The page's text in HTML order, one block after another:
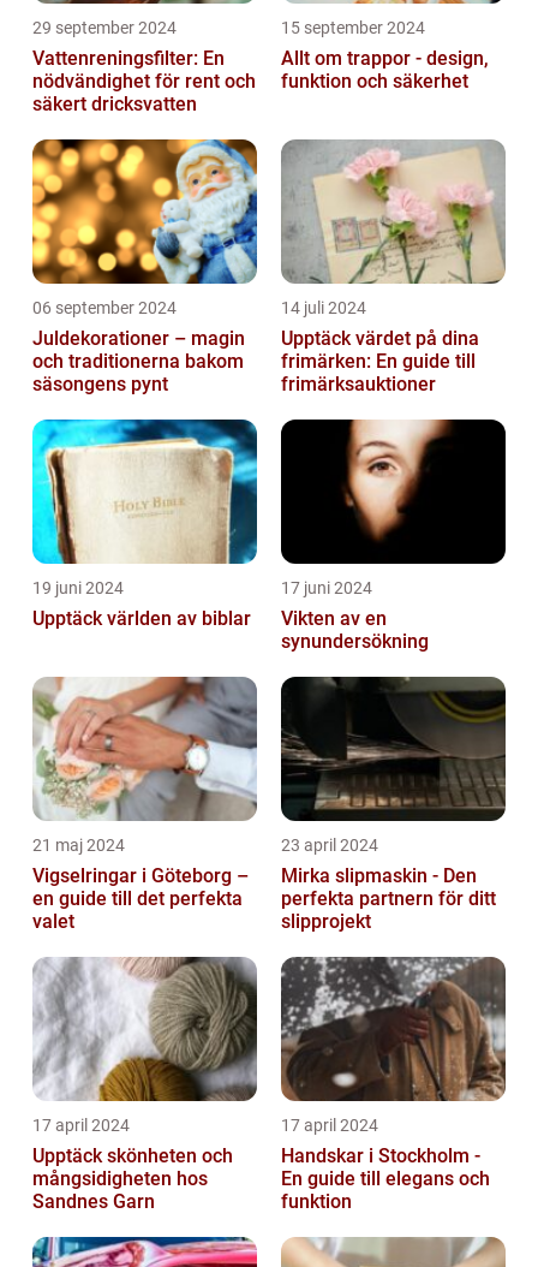
29 september 2024
Vattenreningsfilter: En
nödvändighet för rent och
säkert dricksvatten
15 september 2024
Allt om trappor - design,
funktion och säkerhet
06 september 2024
Juldekorationer – magin
och traditionerna bakom
säsongens pynt
14 juli 2024
Upptäck värdet på dina
frimärken: En guide till
frimärksauktioner
19 juni 2024
Upptäck världen av biblar
17 juni 2024
Vikten av en
synundersökning
21 maj 2024
Vigselringar i Göteborg –
en guide till det perfekta
valet
23 april 2024
Mirka slipmaskin - Den
perfekta partnern för ditt
slipprojekt
17 april 2024
Upptäck skönheten och
mångsidigheten hos
Sandnes Garn
17 april 2024
Handskar i Stockholm -
En guide till elegans och
funktion